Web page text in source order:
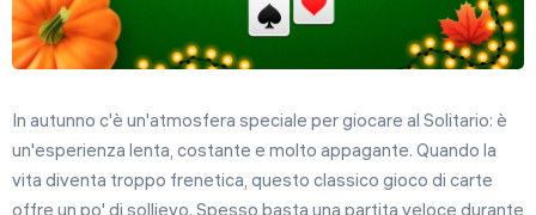
In autunno c'è un'atmosfera speciale per giocare al Solitario: è
un'esperienza lenta, costante e molto appagante. Quando la
vita diventa troppo frenetica, questo classico gioco di carte
offre un po' di sollievo. Spesso basta una partita veloce durante